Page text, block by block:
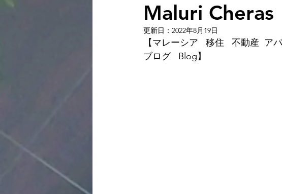
Maluri Cheras
更新日： 2022年8月19日
【マレーシア   移住   不動産
ブログ   Blog】